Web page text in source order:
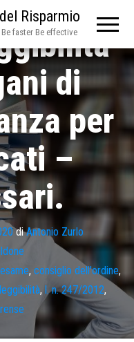
Risparmio
faster Be effective
di
per
–
diAntonio Zurlo
, consiglio dell'ordine,
, l. n. 247/2012,